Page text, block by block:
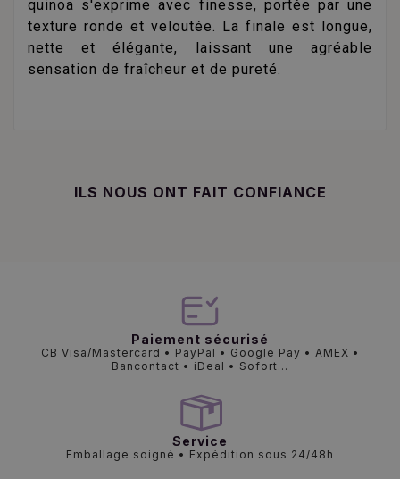
quinoa s'exprime avec finesse, portée par une
texture ronde et veloutée. La finale est longue,
nette et élégante, laissant une agréable
sensation de fraîcheur et de pureté.
ILS NOUS ONT FAIT CONFIANCE
Paiement sécurisé
CB Visa/Mastercard • PayPal • Google Pay • AMEX •
Bancontact • iDeal • Sofort...
Service
Emballage soigné • Expédition sous 24/48h